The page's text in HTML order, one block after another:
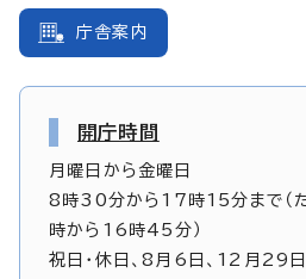
庁舎案内
開庁時間
月曜日から金曜日
8時30分から17時15分まで（
時から16時45分）
祝日・休日、8月6日、12月29